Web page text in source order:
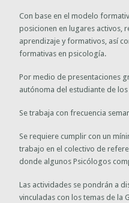
Con base en el modelo
posicionen en lugares activos,
aprendizaje y formativos, así
formativas en psicología.
Por medio de presentaciones
autónoma del estudiante de
Se trabaja con frecuencia
Se requiere cumplir con un
trabajo en el colectivo de
donde algunos Psicólogos
Las actividades se pondrán a
vinculadas con los temas de la